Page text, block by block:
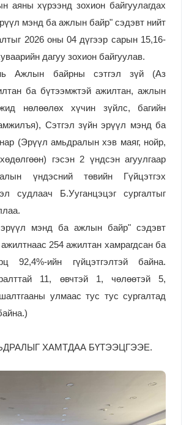
аяны хүрээнд зохион байгуулагдах
мэнд ба ажлын байр" сэдэвт нийт
2026 оны 04 дүгээр сарын 15,16-
дагуу зохион байгуулав.
Ажлын байрны сэтгэл зүй (Аз
ба бүтээмжтэй ажилтан, ажлын
нөлөөлөх хүчин зүйлс, багийн
Сэтгэл зүйн эрүүл мэнд ба
(Эрүүл амьдралын хэв маяг, нойр,
гэсэн 2 үндсэн агуулгаар
үндэсний төвийн Гүйцэтгэх
судлаач Б.Ууганцэцэг сургалтыг
эрүүл мэнд ба ажлын байр" сэдэвт
254 ажилтан хамрагдсан ба
92,4%-ийн гүйцэтгэлтэй байна.
11, өвчтэй 1, чөлөөтэй 5,
улмаас тус тус сургалтад
ХАМТДАА БҮТЭЭЦГЭЭЕ.